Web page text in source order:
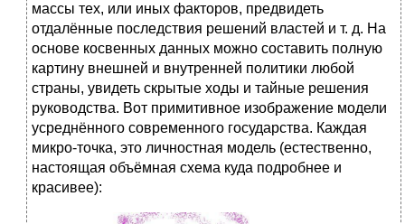
массы тех, или иных факторов, предвидеть
отдалённые последствия решений властей и т. д. На
основе косвенных данных можно составить полную
картину внешней и внутренней политики любой
страны, увидеть скрытые ходы и тайные решения
руководства. Вот примитивное изображение модели
усреднённого современного государства. Каждая
микро-точка, это личностная модель (естественно,
настоящая объёмная схема куда подробнее и
красивее):